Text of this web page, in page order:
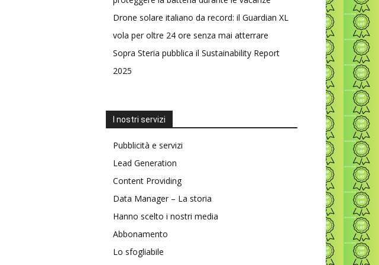
Drone solare italiano da record: il Guardian XL
vola per oltre 24 ore senza mai atterrare
Sopra Steria pubblica il Sustainability Report
2025
I nostri servizi
Pubblicità e servizi
Lead Generation
Content Providing
Data Manager – La storia
Hanno scelto i nostri media
Abbonamento
Lo sfogliabile